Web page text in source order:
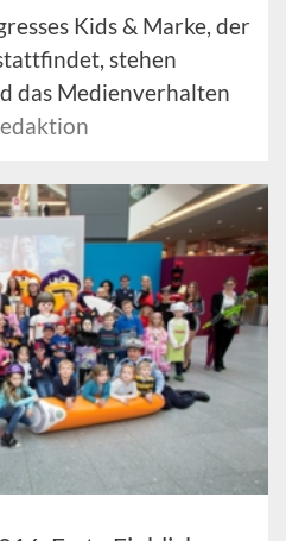
Kids & Marke, der
stehen
das Medienverhalten